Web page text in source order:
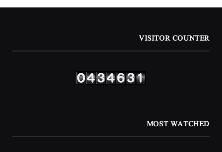
VISITOR COUNTER
MOST WATCHED